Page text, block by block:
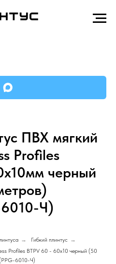
ПВХ мягкий
Profiles
черный
Ч)
→ Гибкий плинтус →
Profiles BTPV 60 - 60x10 черный (50
6010-Ч)